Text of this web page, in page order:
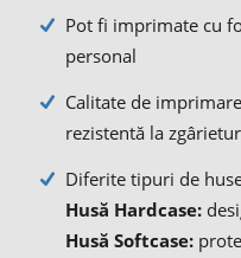
Pot fi imprimate cu
personal
Calitate de
rezistentă la
Diferite tipuri de
Husă Hardcase:
Husă Softcase: